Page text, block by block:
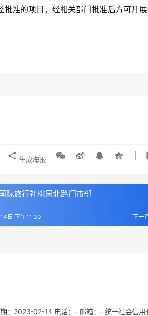
准的项目，经相关部门批准后方可开
生成海报
际旅行社桃园北路门市部
下一
日 下午11:39
：2023-02-14 电话：- 邮箱：- 统一社会信用